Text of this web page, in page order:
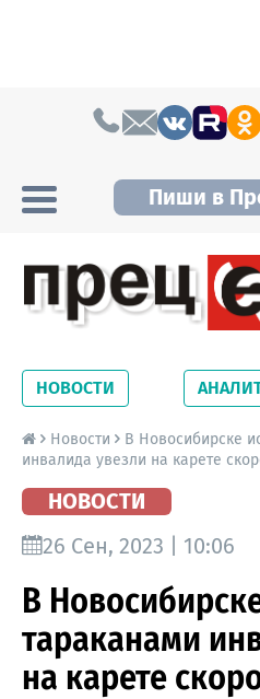
Пиши в
Новосибирской
новости на сайте
Precedent.
НОВОСТИ
Новости
В Новосибирске
инвалида увезли на карете
НОВОСТИ
26 Сен, 2023 | 10:06
В
тараканами
на карете